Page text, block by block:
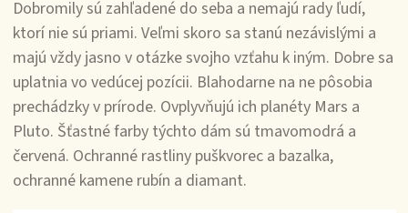
Dobromily sú zahľadené do seba a nemajú rady ľudí,
ktorí nie sú priami. Veľmi skoro sa stanú nezávislými a
majú vždy jasno v otázke svojho vzťahu k iným. Dobre sa
uplatnia vo vedúcej pozícii. Blahodarne na ne pôsobia
prechádzky v prírode. Ovplyvňujú ich planéty Mars a
Pluto. Šťastné farby týchto dám sú tmavomodrá a
červená. Ochranné rastliny puškvorec a bazalka,
ochranné kamene rubín a diamant.